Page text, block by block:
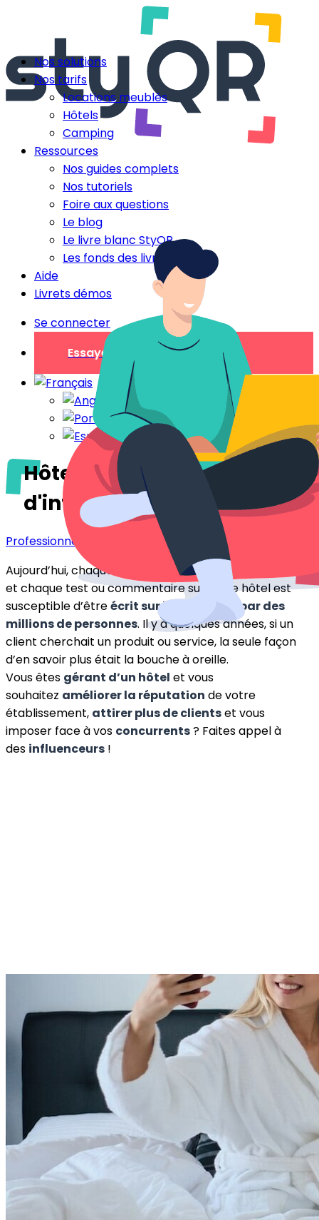
Nos solutions
Nos tarifs
Locations meublés
Hôtels
Camping
Ressources
Nos guides complets
Nos tutoriels
Foire aux questions
Le blog
Le livre blanc StyQR
Les fonds des livrets
Aide
Livrets démos
Se connecter
Essayer gratuitement
Hôtellerie et Marketing
d'influence
Professionnels
Aujourd’hui, chaque information, chaque descriptif
et chaque test ou commentaire sur votre hôtel est
susceptible d’êtreécrit sur la toile
vu par des
millions de personnes. Il y a quelques années, si un
client cherchait un produit ou service, la seule façon
d’en savoir plus était la bouche à oreille.
Vous êtes gérant d’un hôtel et vous
souhaitez améliorer la réputation de votre
établissement, attirer plus de clientset vous
imposer face à vos concurrents? Faites appel à
des influenceurs !